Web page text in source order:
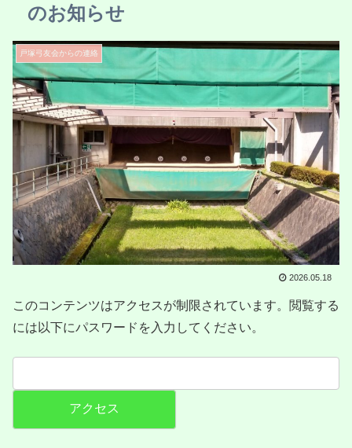
のお知らせ
戸塚弓友会からの連絡
2026.05.18
このコンテンツはアクセスが制限されています。閲覧する
には以下にパスワードを入力してください。